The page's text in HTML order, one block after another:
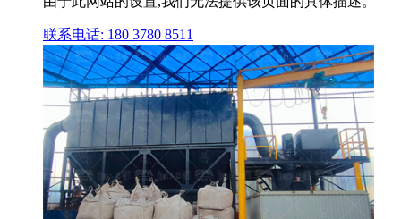
联系电话: 180 3780 8511